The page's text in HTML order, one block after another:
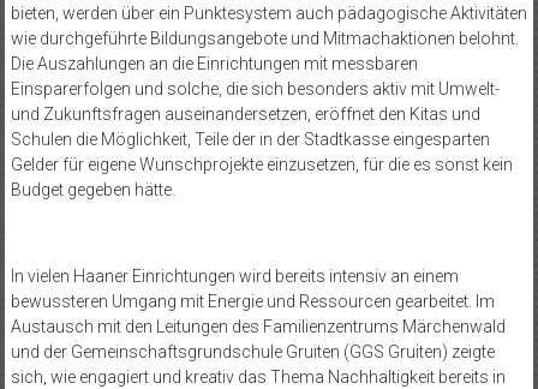
bieten, werden über ein Punktesystem auch pädagogische Aktivitäten
wie durchgeführte Bildungsangebote und Mitmachaktionen belohnt.
Die Auszahlungen an die Einrichtungen mit messbaren
Einsparerfolgen und solche, die sich besonders aktiv mit Umwelt-
und Zukunftsfragen auseinandersetzen, eröffnet den Kitas und
Schulen die Möglichkeit, Teile der in der Stadtkasse eingesparten
Gelder für eigene Wunschprojekte einzusetzen, für die es sonst kein
Budget gegeben hätte.
In vielen Haaner Einrichtungen wird bereits intensiv an einem
bewussteren Umgang mit Energie und Ressourcen gearbeitet. Im
Austausch mit den Leitungen des Familienzentrums Märchenwald
und der Gemeinschaftsgrundschule Gruiten (GGS Gruiten) zeigte
sich, wie engagiert und kreativ das Thema Nachhaltigkeit bereits in